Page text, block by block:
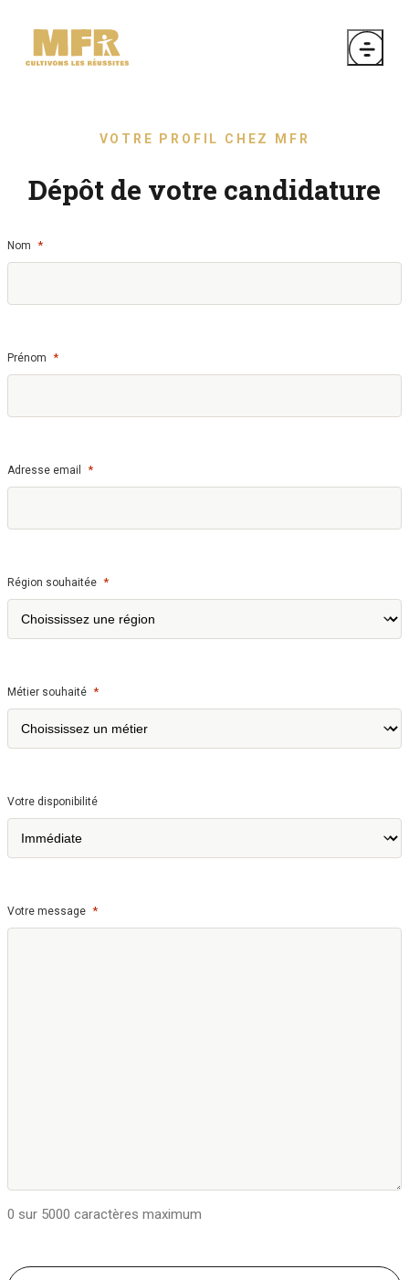
VOTRE PROFIL CHEZ MFR
Dépôt de votre candidature
Nom *
Prénom *
Adresse email *
Région souhaitée *
Métier souhaité *
Votre disponibilité
Votre message *
0 sur 5000 caractères maximum